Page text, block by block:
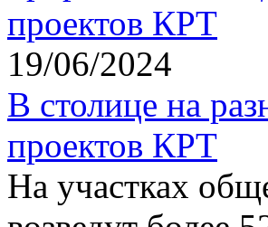
19/06/2024
В столице на
проектов КРТ
На участках